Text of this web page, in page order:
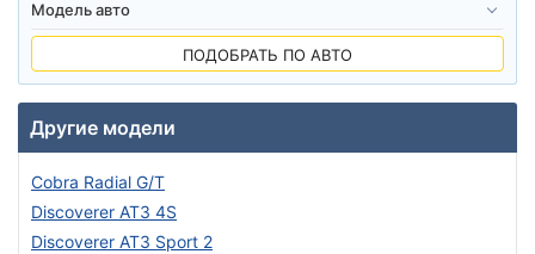
ПОДОБРАТЬ ПО АВТО
Другие модели
Cobra Radial G/T
Discoverer AT3 4S
Discoverer AT3 Sport 2